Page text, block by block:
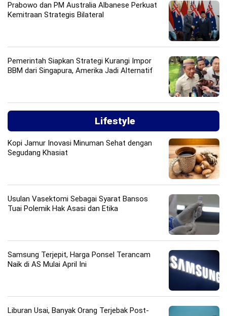
Prabowo dan PM Australia Albanese Perkuat
Kemitraan Strategis Bilateral
Pemerintah Siapkan Strategi Kurangi Impor
BBM dari Singapura, Amerika Jadi Alternatif
Lifestyle
Kopi Jamur Inovasi Minuman Sehat dengan
Segudang Khasiat
Usulan Vasektomi Sebagai Syarat Bansos
Tuai Polemik Hak Asasi dan Etika
Samsung Terjepit, Harga Ponsel Terancam
Naik di AS Mulai April Ini
Liburan Usai, Banyak Orang Terjebak Post-